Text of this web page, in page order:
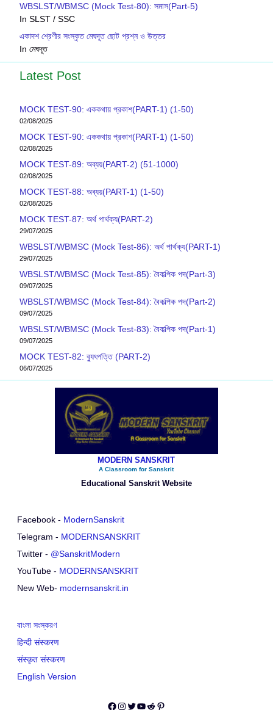
WBSLST/WBMSC (Mock Test-80): সমাস(Part-5)
In SLST / SSC
একাদশ শ্রেণীর সংস্কৃত মেঘদূত ছোট প্রশ্ন ও উত্তর
In মেঘদূত
Latest Post
MOCK TEST-90: এককথায় প্রকাশ(PART-1) (1-50)
02/08/2025
MOCK TEST-90: এককথায় প্রকাশ(PART-1) (1-50)
02/08/2025
MOCK TEST-89: অব্যয়(PART-2) (51-1000)
02/08/2025
MOCK TEST-88: অব্যয়(PART-1) (1-50)
02/08/2025
MOCK TEST-87: অর্থ পার্থক্য(PART-2)
29/07/2025
WBSLST/WBMSC (Mock Test-86): অর্থ পার্থক্য(PART-1)
29/07/2025
WBSLST/WBMSC (Mock Test-85): বৈকল্পিক পদ(Part-3)
09/07/2025
WBSLST/WBMSC (Mock Test-84): বৈকল্পিক পদ(Part-2)
09/07/2025
WBSLST/WBMSC (Mock Test-83): বৈকল্পিক পদ(Part-1)
09/07/2025
MOCK TEST-82: ব‍্যুৎপত্তি (PART-2)
06/07/2025
MODERN SANSKRIT
A Classroom for Sanskrit
Educational Sanskrit Website
Facebook - ModernSanskrit
Telegram - MODERNSANSKRIT
Twitter - @SanskritModern
YouTube - MODERNSANSKRIT
New Web- modernsanskrit.in
বাংলা সংস্করণ
हिन्दी संस्करण
संस्कृत संस्करण
English Version
Facebook
Instagram
Twitter
YouTube
Reddit
Pinterest